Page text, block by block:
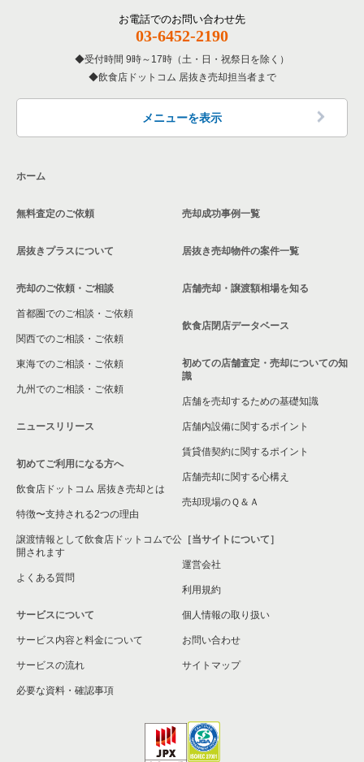
大阪府のアジア料理の居抜き売却物件の案件一覧
大阪府のカフェの居抜き売却物件の案件一覧
大阪府のテイクアウトの居抜き売却物件の案件一覧
大阪府のカラオケ・パブ・スナックの居抜き売却物件の案件一
大阪府の洋食の居抜き売却物件の案件一覧
大阪府のその他の居抜き売却物件の案件一覧
豊中市の居酒屋・ダイニングバーの居抜き売却物件の案件一覧
豊中市の和食の居抜き売却物件の案件一覧
豊中市の洋食の居抜き売却物件の案件一覧
大阪府の1階の居酒屋・ダイニングバーの居抜き売却物件の案件
お電話でのお問い合わせ先
03-6452-2190
受付時間 9時～17時（土・日・祝祭日を除く）
飲食店ドットコム 居抜き売却担当者まで
メニューを表示
ホーム
無料査定のご依頼
居抜きプラスについて
売却のご依頼・ご相談
首都圏でのご相談・ご依頼
関西でのご相談・ご依頼
東海でのご相談・ご依頼
九州でのご相談・ご依頼
ニュースリリース
初めてご利用になる方へ
飲食店ドットコム 居抜き売却とは
特徴〜支持される2つの理由
譲渡情報として飲食店ドットコムで公
開されます
よくある質問
サービスについて
サービス内容と料金について
サービスの流れ
必要な資料・確認事項
売却成功事例一覧
居抜き売却物件の案件一覧
店舗売却・譲渡額相場を知る
飲食店閉店データベース
初めての店舗査定・売却についての知
識
店舗を売却するための基礎知識
店舗内設備に関するポイント
賃貸借契約に関するポイント
店舗売却に関する心構え
売却現場のＱ＆Ａ
［当サイトについて］
運営会社
利用規約
個人情報の取り扱い
お問い合わせ
サイトマップ